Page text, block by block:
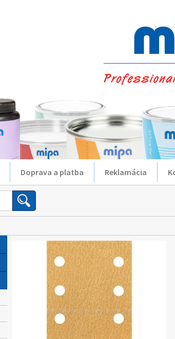
Doprava a platba Reklamácia